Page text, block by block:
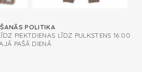
POLITIKA
PIEKTDIENAS LĪDZ PULKSTENS 16:00
PAŠĀ DIENĀ